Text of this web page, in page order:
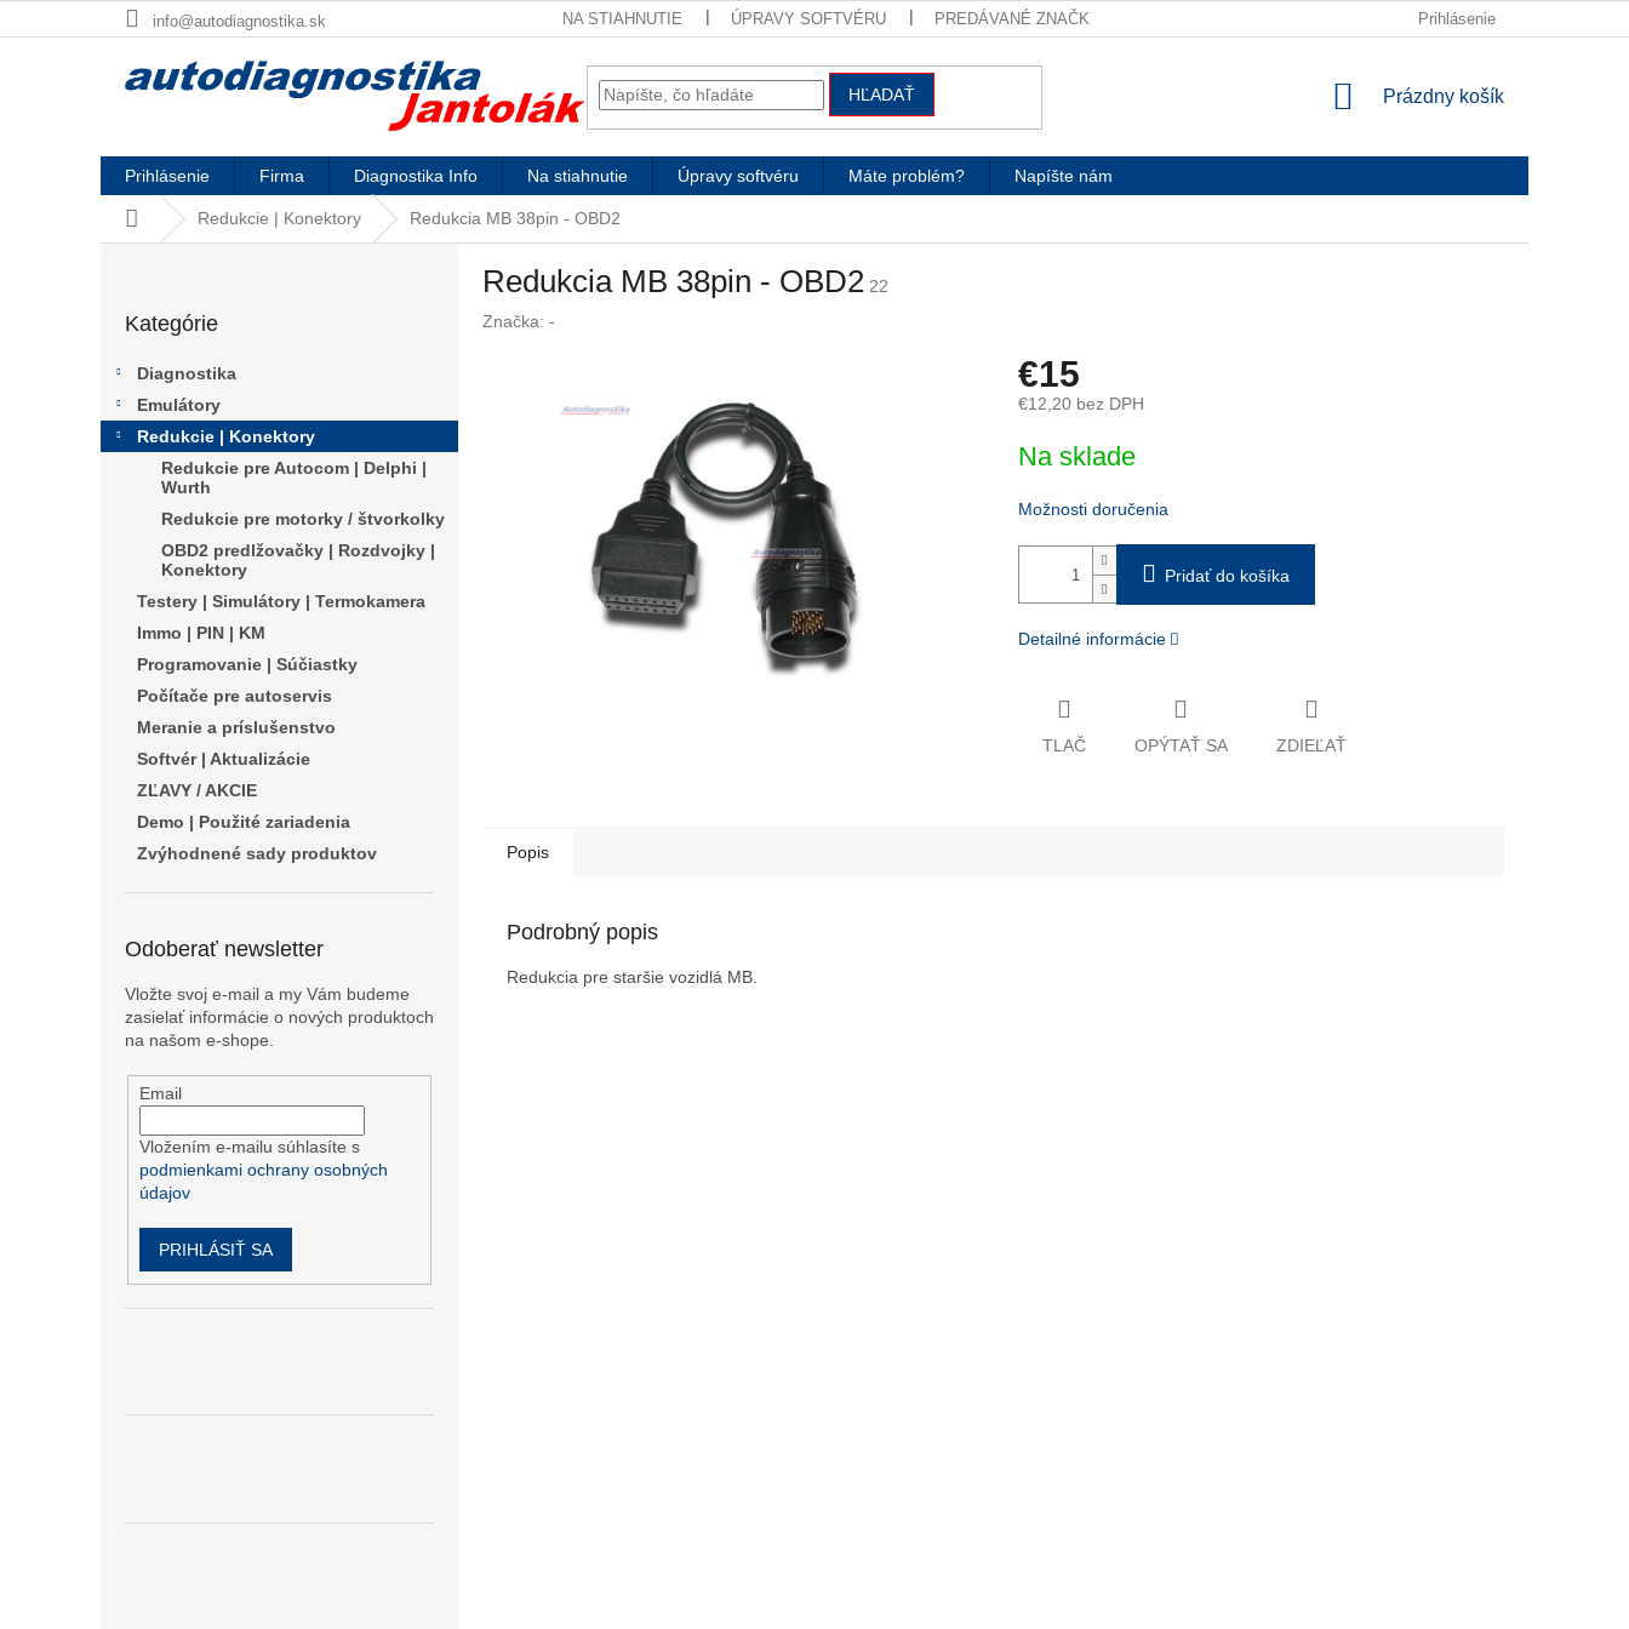
na
info@autodiagnostika.sk NA STIAHNUTIE ÚPRAVY SOFTVÉRU PREDÁVANÉ ZNAČKY SPÄTNÁ DOPRAVA
Prihlásenie
HĽADAŤ
NÁKUPNÝ
Prázdny košík
Prihlásenie Firma Diagnostika Info Na stiahnutie Úpravy softvéru Máte problém? Napíšte nám
DomovRedukcie | Konektory Redukcia MB 38pin - OBD2
a
kategórie
Kategórie
Diagnostika
Emulátory
Redukcie | Konektory
Redukcie pre Autocom | Delphi |
Wurth
Redukcie pre motorky / štvorkolky
OBD2 predlžovačky | Rozdvojky |
Konektory
Testery | Simulátory | Termokamera
Immo | PIN | KM
Programovanie | Súčiastky
Počítače pre autoservis
Meranie a príslušenstvo
Softvér | Aktualizácie
ZĽAVY / AKCIE
Demo | Použité zariadenia
Zvýhodnené sady produktov
Odoberať newsletter
Vložte svoj e-mail a my Vám budeme
zasielať informácie o nových produktoch
na našom e-shope.
Email
Vložením e-mailu súhlasíte s
podmienkami ochrany osobných
údajov
PRIHLÁSIŤ SA
Redukcia MB 38pin - OBD2 22
Značka: -
€15
€12,20 bez DPH
cena:
Na sklade
Možnosti doručenia
Pridať do košíka
Detailné informácie
TLAČ OPÝTAŤ SA ZDIEĽAŤ
Popis
Podrobný popis
Redukcia pre staršie vozidlá MB.